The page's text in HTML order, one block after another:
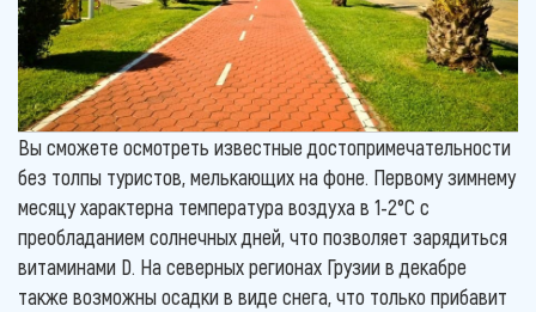
Вы сможете осмотреть известные достопримечательности
без толпы туристов, мелькающих на фоне. Первому зимнему
месяцу характерна температура воздуха в 1-2°С с
преобладанием солнечных дней, что позволяет зарядиться
витаминами D. На северных регионах Грузии в декабре
также возможны осадки в виде снега, что только прибавит